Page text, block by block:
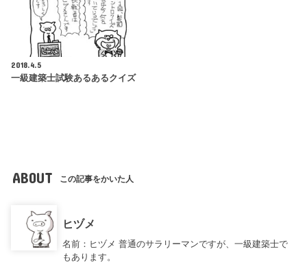
2018.4.5
一級建築士試験あるあるクイズ
ABOUT この記事をかいた人
ヒヅメ
名前：ヒヅメ 普通のサラリーマンですが、一級建築士で
もあります。